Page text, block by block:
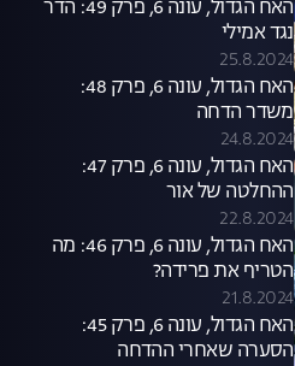
האח הגדול, עונה 6, פרק 49: הדר
נגד אמילי
25.8.2024
האח הגדול, עונה 6, פרק 48:
משדר הדחה
24.8.2024
האח הגדול, עונה 6, פרק 47:
ההחלטה של אור
22.8.2024
האח הגדול, עונה 6, פרק 46: מה
הטריף את פרידה?
21.8.2024
האח הגדול, עונה 6, פרק 45:
הסערה שאחרי ההדחה